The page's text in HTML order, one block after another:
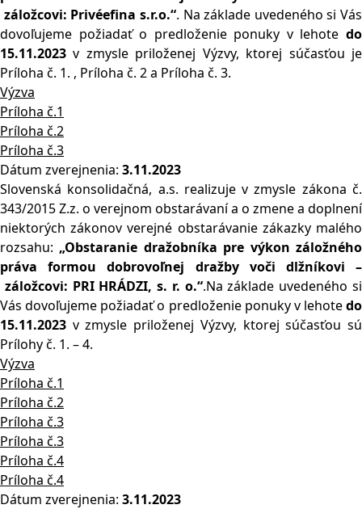
záložcovi: Privéefina s.r.o.“. Na základe uvedeného si Vás
dovoľujeme požiadať o predloženie ponuky v lehote do
15.11.2023 v zmysle priloženej Výzvy, ktorej súčasťou je
Príloha č. 1. , Príloha č. 2 a Príloha č. 3.
Výzva
Príloha č.1
Príloha č.2
Príloha č.3
Dátum zverejnenia: 3.11.2023
Slovenská konsolidačná, a.s. realizuje v zmysle zákona č.
343/2015 Z.z. o verejnom obstarávaní a o zmene a doplnení
niektorých zákonov verejné obstarávanie zákazky malého
rozsahu: „Obstaranie dražobníka pre výkon záložného
práva formou dobrovoľnej dražby voči dlžníkovi –
záložcovi: PRI HRÁDZI, s. r. o.“.Na základe uvedeného si
Vás dovoľujeme požiadať o predloženie ponuky v lehotedo
15.11.2023 v zmysle priloženej Výzvy, ktorej súčasťou sú
Prílohy č. 1. – 4.
Výzva
Príloha č.1
Príloha č.2
Príloha č.3
Príloha č.3
Príloha č.4
Príloha č.4
Dátum zverejnenia: 3.11.2023